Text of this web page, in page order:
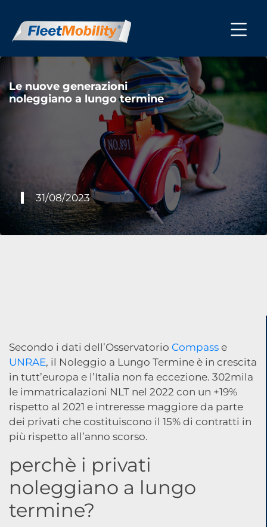
Le nuove generazioni
noleggiano a lungo termine
31/08/2023
Secondo i dati dell’Osservatorio Compass e
UNRAE, il Noleggio a Lungo Termine è in crescita
in tutt’europa e l’Italia non fa eccezione. 302mila
le immatricalazioni NLT nel 2022 con un +19%
rispetto al 2021 e intreresse maggiore da parte
dei privati che costituiscono il 15% di contratti in
più rispetto all’anno scorso.
perchè i privati
noleggiano a lungo
termine?